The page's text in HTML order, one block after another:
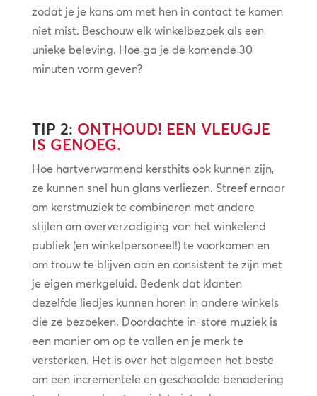
zodat je je kans om met hen in contact te komen
niet mist. Beschouw elk winkelbezoek als een
unieke beleving. Hoe ga je de komende 30
minuten vorm geven?
TIP 2: ONTHOUD! EEN VLEUGJE
IS GENOEG.
Hoe hartverwarmend kersthits ook kunnen zijn,
ze kunnen snel hun glans verliezen. Streef ernaar
om kerstmuziek te combineren met andere
stijlen om oververzadiging van het winkelend
publiek (en winkelpersoneel!) te voorkomen en
om trouw te blijven aan en consistent te zijn met
je eigen merkgeluid. Bedenk dat klanten
dezelfde liedjes kunnen horen in andere winkels
die ze bezoeken. Doordachte in-store muziek is
een manier om op te vallen en je merk te
versterken. Het is over het algemeen het beste
om een incrementele en geschaalde benadering